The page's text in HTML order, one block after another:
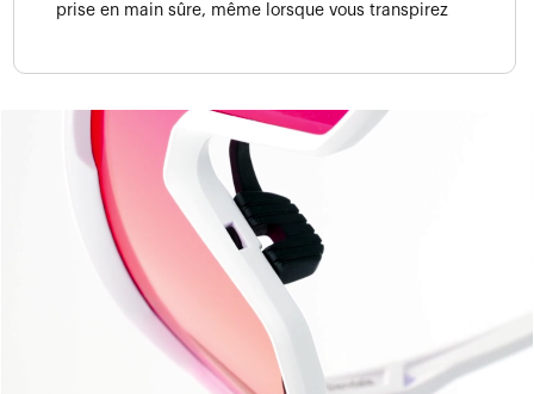
prise en main sûre, même lorsque vous transpirez